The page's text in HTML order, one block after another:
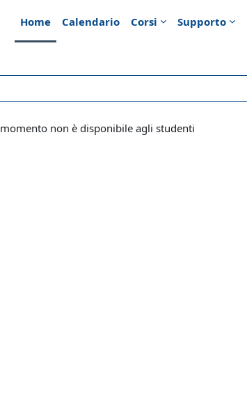
Home
Calendario Corsi Supporto
non è disponibile agli studenti